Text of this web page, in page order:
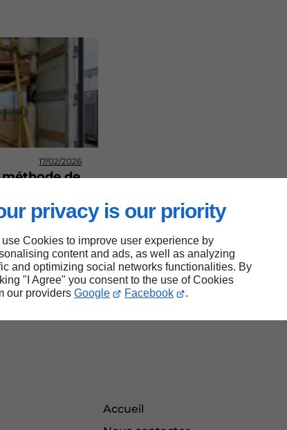
privacy is our priority
use Cookies to improve user experience by
content and ads, as well as analyzing
and optimizing social networks functionalities. By
"I Agree" you consent to the use of Cookies
our providers Google Facebook .
17/02/2026
de
cruciale
attention
et l'intégrité
est une
nous
calage,
pratiques à
Accueil